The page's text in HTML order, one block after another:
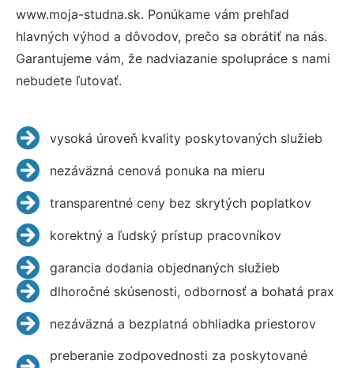
www.moja-studna.sk. Ponúkame vám prehľad
hlavných výhod a dôvodov, prečo sa obrátiť na nás.
Garantujeme vám, že nadviazanie spolupráce s nami
nebudete ľutovať.
vysoká úroveň kvality poskytovaných služieb
nezáväzná cenová ponuka na mieru
transparentné ceny bez skrytých poplatkov
korektný a ľudský prístup pracovníkov
garancia dodania objednaných služieb
dlhoročné skúsenosti, odbornosť a bohatá prax
nezáväzná a bezplatná obhliadka priestorov
preberanie zodpovednosti za poskytované